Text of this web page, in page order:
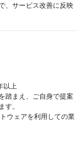
、サービス改善に反映
以上
踏まえ、ご自身で提案
す。
ウェアを利用しての業